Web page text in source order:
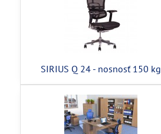
SIRIUS Q 24 - nosnosť 150 kg